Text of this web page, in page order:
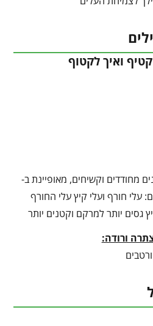
ואיך לקטוף
מחודדים וקשיחים, מאופיינת ב-
עלי חורף ועלי קיץ עלי החורף
גסים יותר למרקם וקטנים יותר
ורודה: